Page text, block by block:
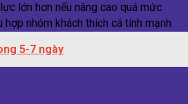
lớn hơn nếu nâng cao quá mức
hợp nhóm khách thích cá tính mạnh
5-7 ngày